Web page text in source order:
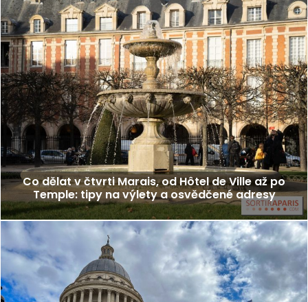
Co dělat v čtvrti Marais, od Hôtel de Ville až po
Temple: tipy na výlety a osvědčené adresy